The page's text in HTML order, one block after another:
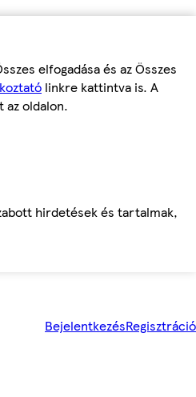
elfogadása és az Összes
linkre kattintva is. A
az oldalon.
hirdetések és tartalmak,
BejelentkezésRegisztráció